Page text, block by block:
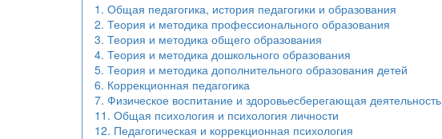
1. Общая педагогика, история педагогики и образования
2. Теория и методика профессионального образования
3. Теория и методика общего образования
4. Теория и методика дошкольного образования
5. Теория и методика дополнительного образования детей
6. Коррекционная педагогика
7. Физическое воспитание и здоровьесберегающая деятельность
11. Общая психология и психология личности
12. Педагогическая и коррекционная психология